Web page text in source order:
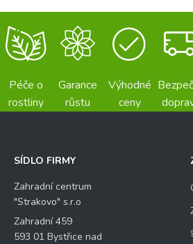
Péče o
rostliny
Garance
růstu
Výhodné
ceny
SÍDLO FIRMY
Zahradní centrum
"Strakovo" s.r.o
Zahradní 459
593 01 Bystřice nad